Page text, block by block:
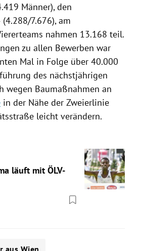
Männer), den
7.676), am
nahmen 13.168 teil.
zu allen Bewerben war
Mal in Folge über 40.000
des nächstjährigen
wegen Baumaßnahmen an
in der Nähe der Zweierlinie
leicht verändern.
läuft mit ÖLV-
aus Wien